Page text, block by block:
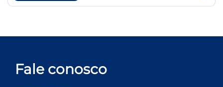
Fale conosco